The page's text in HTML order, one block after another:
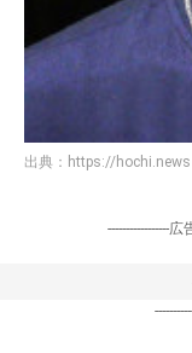
出典： https://hochi.news
-----------------